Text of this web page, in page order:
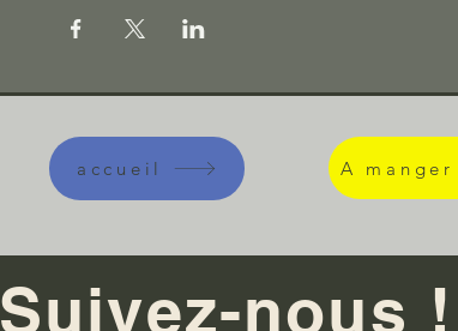
accueil A manger
Suivez-nous !